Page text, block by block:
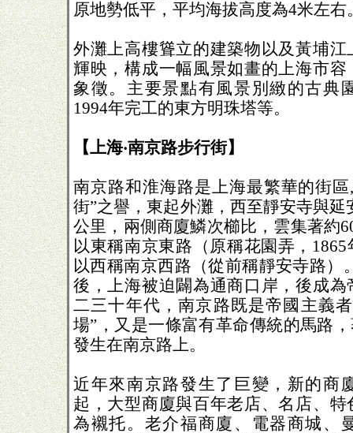
原地勢低平，平均海拔高度為4米左右
外灘上高樓聳立的建築物以及黃埔
輝映，構成一幅風景如畫的上海市
象徵。主要景點有風景別緻的古典
1994年完工的東方明珠塔等。
【上海‧南京路步行街】
南京路和淮海路是上海最繁華的街
街”之譽，東起外灘，西至靜安寺與延
公里，兩側商廈鱗次櫛比，雲集著約
以東稱南京東路（原稱花園弄，
以西稱南京西路（從前稱靜安寺路）
後，上海被迫闢為通商口岸，後成
二三十年代，南京路既是帝國主義
場”，又是一條富有革命傳統的馬路
發生在南京路上。
近年來南京路發生了巨變，新的商
起，大型商廈與百年老店、名店、
為襯托。老介福商廈、電器商城、